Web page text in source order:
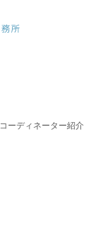
コーディネーター紹介